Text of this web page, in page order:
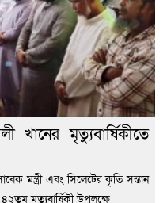
খানের মৃত্যুবার্ষিকীতে
মন্ত্রী এবং সিলেটের কৃতি সন্তান
মৃত্যুবার্ষিকী উপলক্ষে